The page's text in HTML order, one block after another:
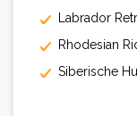
Labrador
Rhodesian
Siberische